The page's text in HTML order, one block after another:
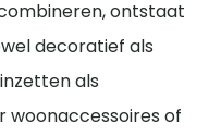
juiste montage kiest.
ontstaat
decoratief als
als
woonaccessoires of